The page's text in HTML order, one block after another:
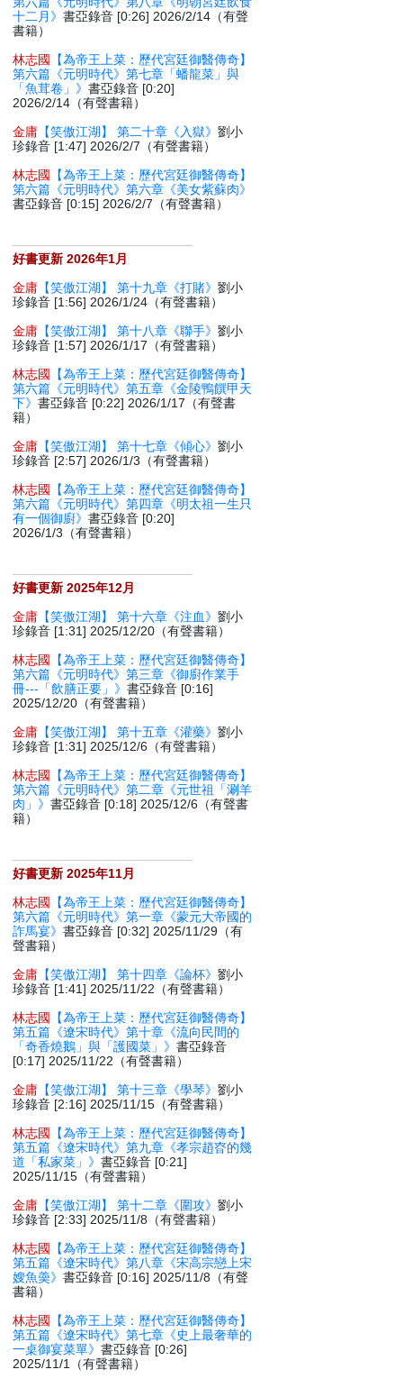
十二月》書亞錄音 [0:26] 2026/2/14（有聲
書籍）
林志國
【為帝王上菜：歷代宮廷御醫傳奇】
第六篇《元明時代》第七章「蟠龍菜」與
「魚茸卷」》書亞錄音 [0:20]
2026/2/14（有聲書籍）
金庸 【笑傲江湖】 第二十章《入獄》劉小
珍錄音 [1:47] 2026/2/7（有聲書籍）
林志國
【為帝王上菜：歷代宮廷御醫傳奇】
第六篇《元明時代》第六章《美女紫蘇肉》
書亞錄音 [0:15] 2026/2/7（有聲書籍）
好書更新 2026年1月
金庸 【笑傲江湖】 第十九章《打賭》劉小
珍錄音 [1:56] 2026/1/24（有聲書籍）
金庸 【笑傲江湖】 第十八章《聯手》劉小
珍錄音 [1:57] 2026/1/17（有聲書籍）
林志國
【為帝王上菜：歷代宮廷御醫傳奇】
第六篇《元明時代》第五章《金陵鴨饌甲天
下》書亞錄音 [0:22] 2026/1/17（有聲書
籍）
金庸 【笑傲江湖】 第十七章《傾心》劉小
珍錄音 [2:57] 2026/1/3（有聲書籍）
林志國
【為帝王上菜：歷代宮廷御醫傳奇】
第六篇《元明時代》第四章《明太祖一生只
有一個御廚》書亞錄音 [0:20]
2026/1/3（有聲書籍）
好書更新 2025年12月
金庸 【笑傲江湖】 第十六章《注血》劉小
珍錄音 [1:31] 2025/12/20（有聲書籍）
林志國
【為帝王上菜：歷代宮廷御醫傳奇】
第六篇《元明時代》第三章《御廚作業手
冊---「飲膳正要」》書亞錄音 [0:16]
2025/12/20（有聲書籍）
金庸 【笑傲江湖】 第十五章《灌藥》劉小
珍錄音 [1:31] 2025/12/6（有聲書籍）
林志國
【為帝王上菜：歷代宮廷御醫傳奇】
第六篇《元明時代》第二章《元世祖「涮羊
肉」》書亞錄音 [0:18] 2025/12/6（有聲書
籍）
好書更新 2025年11月
林志國
【為帝王上菜：歷代宮廷御醫傳奇】
第六篇《元明時代》第一章《蒙元大帝國的
詐馬宴》書亞錄音 [0:32] 2025/11/29（有
聲書籍）
金庸 【笑傲江湖】 第十四章《論杯》劉小
珍錄音 [1:41] 2025/11/22（有聲書籍）
林志國
【為帝王上菜：歷代宮廷御醫傳奇】
第五篇《遼宋時代》第十章《流向民間的
「奇香燒鵝」與「護國菜」》書亞錄音
[0:17] 2025/11/22（有聲書籍）
金庸 【笑傲江湖】 第十三章《學琴》劉小
珍錄音 [2:16] 2025/11/15（有聲書籍）
林志國
【為帝王上菜：歷代宮廷御醫傳奇】
第五篇《遼宋時代》第九章《孝宗趙昚的幾
道「私家菜」》書亞錄音 [0:21]
2025/11/15（有聲書籍）
金庸 【笑傲江湖】 第十二章《圍攻》劉小
珍錄音 [2:33] 2025/11/8（有聲書籍）
林志國
【為帝王上菜：歷代宮廷御醫傳奇】
第五篇《遼宋時代》第八章《宋高宗戀上宋
嫂魚羮》書亞錄音 [0:16] 2025/11/8（有聲
書籍）
林志國
【為帝王上菜：歷代宮廷御醫傳奇】
第五篇《遼宋時代》第七章《史上最奢華的
一桌御宴菜單》書亞錄音 [0:26]
2025/11/1（有聲書籍）